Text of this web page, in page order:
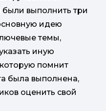
выполнить три
идею
темы,
иную
помнит
была выполнена,
оценить свой